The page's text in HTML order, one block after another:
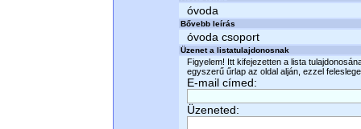
óvoda
Bővebb leírás
óvoda csoport
Üzenet a listatulajdonosnak
Figyelem! Itt kifejezetten a lista
egyszerű űrlap az oldal alján, ezzel
E-mail címed:
Üzeneted: